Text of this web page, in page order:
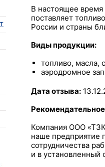
В настоящее время
поставляет
России и страны
Виды продукции:
топливо, масла,
аэродромное
Дата отзыва:
Компания ООО «ТЗК
наше предприятие
сотрудничества
и в установленный